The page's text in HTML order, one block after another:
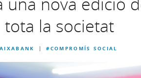
la societat
|#COMPROMÍS SOCIAL